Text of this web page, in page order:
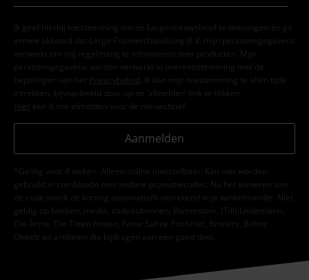
Ik geef hierbij toestemming om de Large-nieuwsbrief te ontvangen en ga
ermee akkoord dat Large Popmerchandising B.V. mijn persoonsgegevens
verwerkt om mij regelmatig te informeren over producten. Mijn
persoonsgegevens worden verwerkt in overeenstemming met de
bepalingen van het
Privacybeleid . Ik kan mijn toestemming te allen tijde
intrekken, bijvoorbeeld door op de ‘afmelden’-link te klikken.
Hier kan ik me afmelden voor de nieuwsbrief.
Aanmelden
*Geldig voor 4 weken. Alleen online inwisselbaar. Kan niet worden
gebruikt in combinatie met andere promotiecodes. Na het invoeren van
de code wordt de korting automatisch verrekend in je winkelmandje. Niet
geldig op boeken, media, cadeaubonnen, Rammstein, (Till) Lindemann,
Die Ärzte, Die Toten Hosen, Feine Sahne Fischfilet, Broilers, Böhse
Onkelz en artikelen die bijdragen aan een goed doel.